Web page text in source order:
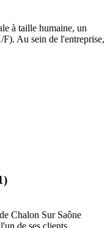
à taille humaine, un
Au sein de l'entreprise,
Chalon Sur Saône
de ses clients